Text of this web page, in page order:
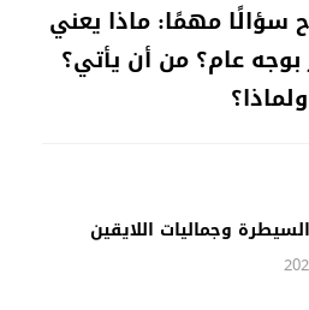
سؤالًا مهمًا: ماذا يعني
عام؟ من أن يأتي؟
ولماذا؟
وجماليات اللايقين